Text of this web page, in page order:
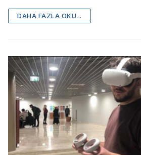
DAHA FAZLA OKU...